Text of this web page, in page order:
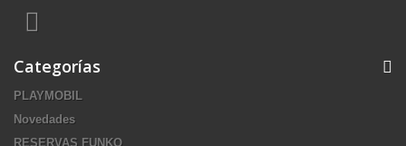
Categorías
PLAYMOBIL
Novedades
RESERVAS FUNKO